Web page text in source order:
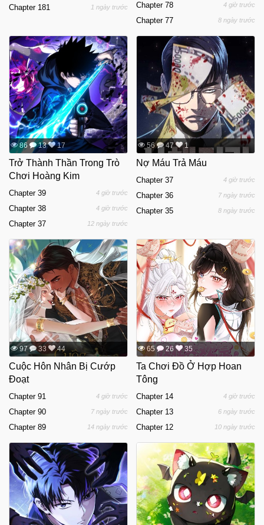
Chapter 181 1 ngày trước Chapter 78 4 giờ trước
Chapter 77 8 ngày trước
86 13 17
Trở Thành Thần Trong Trò
Chơi Hoàng Kim
Chapter 39 4 giờ trước
Chapter 38 4 giờ trước
Chapter 37 12 ngày trước
56 47 1
Nợ Máu Trả Máu
Chapter 37 4 giờ trước
Chapter 36 7 ngày trước
Chapter 35 8 ngày trước
97 33 44
Cuộc Hôn Nhân Bị Cướp
Đoạt
Chapter 91 4 giờ trước
Chapter 90 7 ngày trước
Chapter 89 14 ngày trước
65 26 35
Ta Chơi Đồ Ở Hợp Hoan
Tông
Chapter 14 4 giờ trước
Chapter 13 6 ngày trước
Chapter 12 10 ngày trước